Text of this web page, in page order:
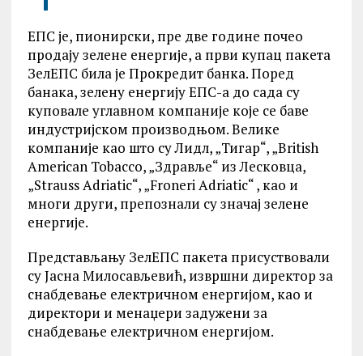
ЕПС је, пионирски, пре две године почео
продају зелене енергије, а први купац пакета
ЗелЕПС била је Прокредит банка. Поред
банака, зелену енергију ЕПС-а до сада су
куповале углавном компаније које се баве
индустријском производњом. Велике
компаније као што су Лидл, „Тигар“, „British
American Tobacco, „Здравље“ из Лесковца,
„Strauss Adriatic“, „Froneri Adriatic“ , као и
многи други, препознали су значај зелене
енергије.
Представљању ЗелЕПС пакета присуствовали
су Јасна Милосављевић, извршни директор за
снабдевање електричном енергијом, као и
директори и менаџери задужени за
снабдевање електричном енергијом.